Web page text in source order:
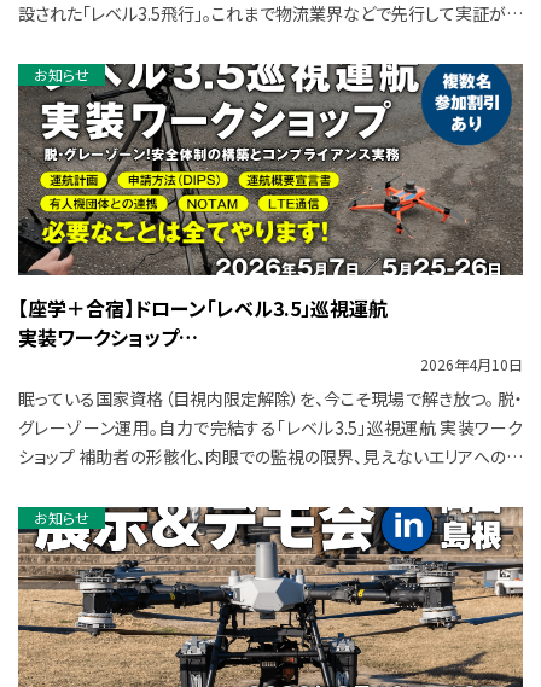
設された「レベル3.5飛行」。これまで物流業界などで先行して実証が進
お知らせ
【座学＋合宿】ドローン「レベル3.5」巡視運航
実装ワークショップ
―脱・グレーゾーン運用。自社で完結させる安全体制の構築とコンプライアンス実務 ―2026年4月10日
眠っている国家資格（目視内限定解除）を、今こそ現場で解き放つ。 脱・
グレーゾーン運用。自力で完結する「レベル3.5」巡視運航 実装ワーク
ショップ 補助者の形骸化、肉眼での監視の限界、見えないエリアへの第
お知らせ